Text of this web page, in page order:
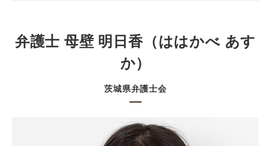
弁護士 母壁 明日香（ははかべ あす
か）
茨城県弁護士会